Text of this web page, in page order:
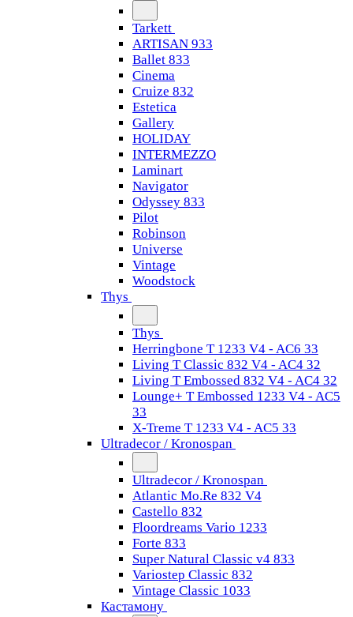
Tarkett
ARTISAN 933
Ballet 833
Cinema
Cruize 832
Estetica
Gallery
HOLIDAY
INTERMEZZO
Laminart
Navigator
Odyssey 833
Pilot
Robinson
Universe
Vintage
Woodstock
Thys
Thys
Herringbone T 1233 V4 - AC6 33
Living T Classic 832 V4 - AC4 32
Living T Embossed 832 V4 - AC4 32
Lounge+ T Embossed 1233 V4 - AC5
33
X-Treme T 1233 V4 - AC5 33
Ultradecor / Kronospan
Ultradecor / Kronospan
Atlantic Mo.Re 832 V4
Castello 832
Floordreams Vario 1233
Forte 833
Super Natural Classic v4 833
Variostep Classic 832
Vintage Classic 1033
Кастамону